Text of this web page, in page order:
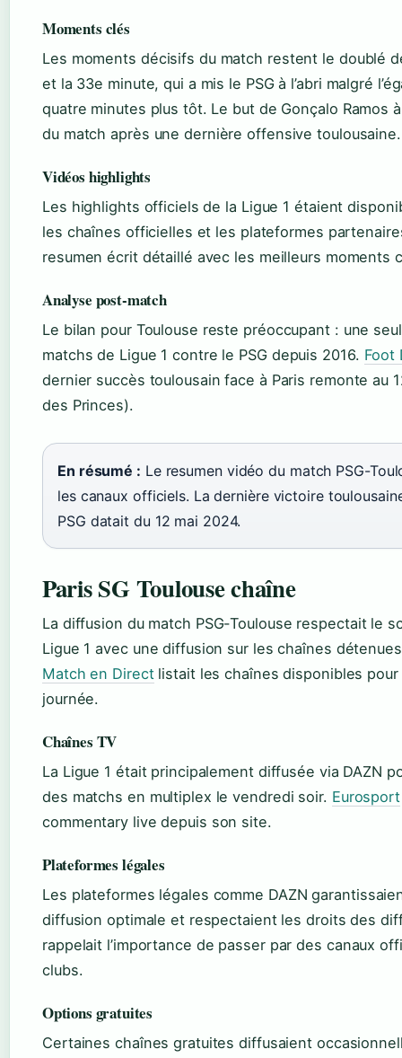
Moments clés
Les moments décisifs du match restent le doublé
et la 33e minute, qui a mis le PSG à l’abri malgré
quatre minutes plus tôt. Le but de Gonçalo Ramos
du match après une dernière offensive toulousaine.
Vidéos highlights
Les highlights officiels de la Ligue 1 étaient
les chaînes officielles et les plateformes
resumen écrit détaillé avec les meilleurs moments
Analyse post-match
Le bilan pour Toulouse reste préoccupant : une
matchs de Ligue 1 contre le PSG depuis 2016. Foot
dernier succès toulousain face à Paris remonte au
des Princes).
En résumé : Le resumen vidéo du match PSG-
les canaux officiels. La dernière victoire
PSG datait du 12 mai 2024.
Paris SG Toulouse chaîne
La diffusion du match PSG-Toulouse respectait le
Ligue 1 avec une diffusion sur les chaînes
Match en Directlistait les chaînes disponibles
journée.
Chaînes TV
La Ligue 1 était principalement diffusée via DAZN
des matchs en multiplex le vendredi soir. Eurosport
commentary live depuis son site.
Plateformes légales
Les plateformes légales comme DAZN
diffusion optimale et respectaient les droits des
rappelait l’importance de passer par des canaux
clubs.
Options gratuites
Certaines chaînes gratuites diffusaient